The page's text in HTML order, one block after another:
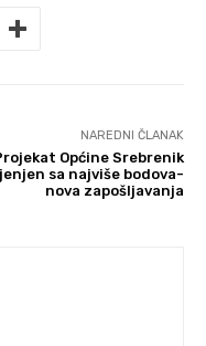
NAREDNI ČLANAK
Općine Srebrenik
sa najviše bodova-
nova zapošljavanja